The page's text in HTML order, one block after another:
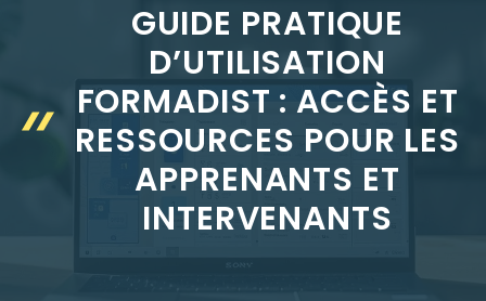
GUIDE PRATIQUE
D’UTILISATION
FORMADIST : ACCÈS ET
RESSOURCES POUR LES
APPRENANTS ET
INTERVENANTS